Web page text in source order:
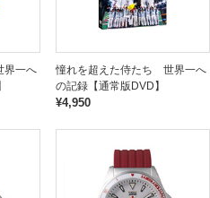
界一へ
憧れを超えた侍たち 世界一へ
の記録【通常版DVD】
¥4,950